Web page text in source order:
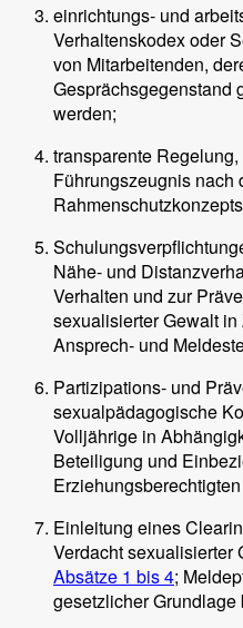
einrichtungs- und
Verhaltenskodex oder
von Mitarbeitenden,
Gesprächsgegenstand
werden;
transparente
Führungszeugnis nach
Nähe- und
Verhalten und zur
sexualisierter Gewalt
Ansprech- und
Partizipations- und
sexualpädagogische
Volljährige in
Beteiligung und
Einleitung eines
Verdacht sexualisierter
Absätze 1 bis 4;
gesetzlicher